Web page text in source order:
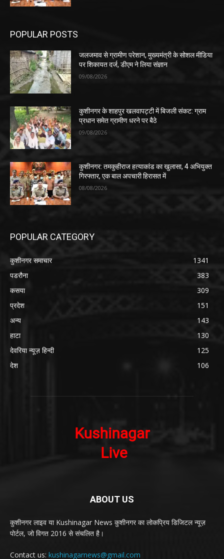
POPULAR POSTS
जलजमाव से ग्रामीण परेशान, मुख्यमंत्री के सोशल मीडिया
पर शिकायत दर्ज, डीएम ने लिया संज्ञान
09/08/2026
कुशीनगर के शाहपुर खलवापट्टी में बिजली संकट: ग्राम
प्रधान समेत ग्रामीण धरने पर बैठे
09/08/2026
कुशीनगर: तमकुहीराज हत्याकांड का खुलासा, 4 अभियुक्त
गिरफ्तार, एक बाल अपचारी हिरासत में
08/08/2026
POPULAR CATEGORY
कुशीनगर समाचार
1341
पडरौना
383
कसया
309
प्रदेश
151
अन्य
143
हाटा
130
देवरिया न्यूज़ हिन्दी
125
देश
106
ABOUT US
कुशीनगर लाइव या Kushinagar News कुशीनगर का लोकप्रिय डिजिटल न्यूज़
पोर्टल, जो विगत 2016 से संचलित है।
Contact us: kushinagarnews@gmail.com